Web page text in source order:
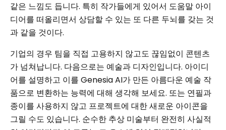
같은 느낌도 듭니다. 특히 작가들에게 있어서 도움말 아이
디어를 떠올리면서 상담할 수 있는 또 다른 두뇌를 ​​갖는 것
과 같을 것이다.
기업의 경우 팀을 직접 고용하지 않고도 끊임없이 콘텐츠
가 넘쳐납니다. 다음으로는 예술과 디자인입니다. 아이디
어를 설명하고 이를 Genesia AI가 만든 아름다운 예술 작
품으로 변환하는 능력에 대해 생각해 보세요. 또는 연필과
종이를 사용하지 않고 프로젝트에 대한 새로운 아이콘을
그릴 수도 있습니다. 순수한 추상 미술부터 완전히 사실적